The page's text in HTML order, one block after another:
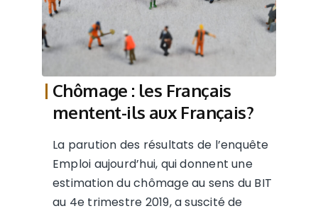
Chômage : les Français
mentent-ils aux Français?
La parution des résultats de l’enquête
Emploi aujourd’hui, qui donnent une
estimation du chômage au sens du BIT
au 4e trimestre 2019, a suscité de